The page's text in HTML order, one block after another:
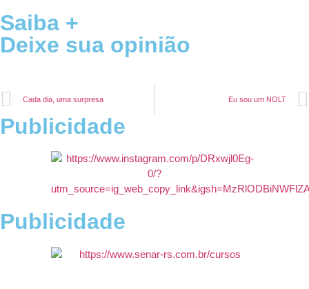
Saiba +
Deixe sua opinião
Cada dia, uma surpresa Eu sou um NOLT
Publicidade
Publicidade